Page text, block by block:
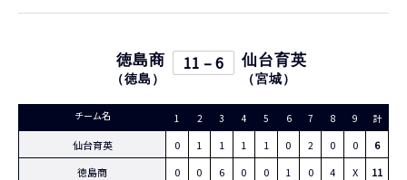
徳島商
（徳島 ）
11 – 6 仙台育英
（宮城 ）
チーム名 1 2 3 4 5 6 7 8 9 計
仙台育英 0 1 1 1 1 0 2 0 0
6
徳島商
0 0 6 0 0 1 0 4 X 11